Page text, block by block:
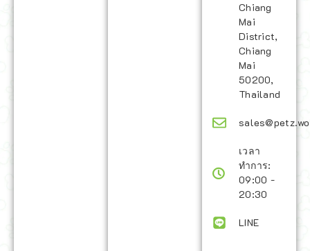
Chiang
Mai
District,
Chiang
Mai
50200,
Thailand
เวลา
ทำการ:
09:00 -
20:30
LINE